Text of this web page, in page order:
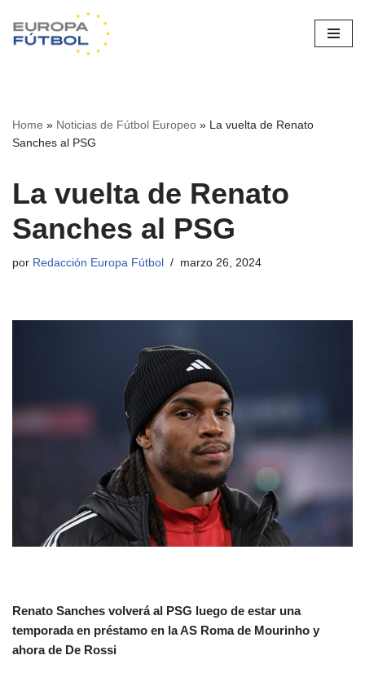
Saltar
Home » Noticias de Fútbol Europeo » La vuelta de Renato
Sanches al PSG
La vuelta de Renato
Sanches al PSG
por Redacción Europa Fútbol marzo 26, 2024
Renato Sanches volverá al PSG luego de estar una
temporada en préstamo en la AS Roma de Mourinho y
ahora de De Rossi